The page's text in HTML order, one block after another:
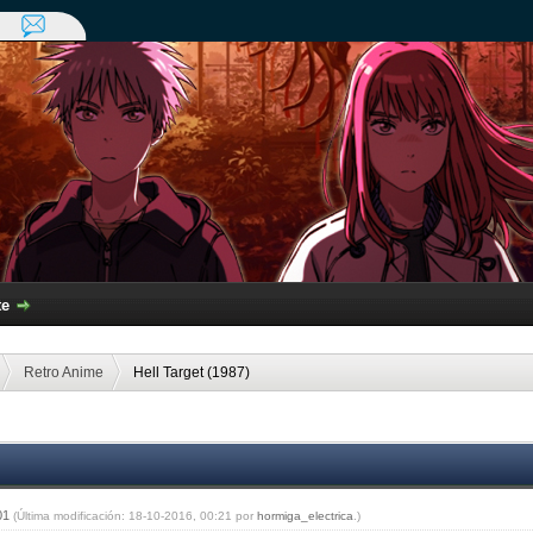
Retro Anime Hell Target (1987)
(Última modificación: 18-10-2016, 00:21 porhormiga_electrica .)